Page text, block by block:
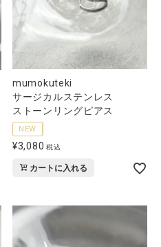
mumokuteki
サージカルステンレス
ストーンリングピアス
NEW
¥3,080 税込
カートに入れる